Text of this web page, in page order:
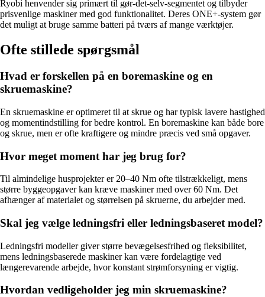
Ryobi henvender sig primært til gør-det-selv-segmentet og tilbyder
prisvenlige maskiner med god funktionalitet. Deres ONE+-system gør
det muligt at bruge samme batteri på tværs af mange værktøjer.
Ofte stillede spørgsmål
Hvad er forskellen på en boremaskine og en
skruemaskine?
En skruemaskine er optimeret til at skrue og har typisk lavere hastighed
og momentindstilling for bedre kontrol. En boremaskine kan både bore
og skrue, men er ofte kraftigere og mindre præcis ved små opgaver.
Hvor meget moment har jeg brug for?
Til almindelige husprojekter er 20–40 Nm ofte tilstrækkeligt, mens
større byggeopgaver kan kræve maskiner med over 60 Nm. Det
afhænger af materialet og størrelsen på skruerne, du arbejder med.
Skal jeg vælge ledningsfri eller ledningsbaseret model?
Ledningsfri modeller giver større bevægelsesfrihed og fleksibilitet,
mens ledningsbaserede maskiner kan være fordelagtige ved
længerevarende arbejde, hvor konstant strømforsyning er vigtig.
Hvordan vedligeholder jeg min skruemaskine?